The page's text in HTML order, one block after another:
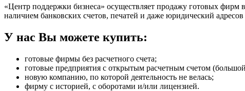
«Центр поддержки бизнеса» осуществляет продажу готовых
наличием банковских счетов, печатей и даже юридический
У нас Вы можете купить:
готовые фирмы без расчетного счета;
готовые предприятия с открытым расчетным счетом
новую компанию, по которой деятельность не велась;
фирму с историей, c оборотами и/или лицензией.